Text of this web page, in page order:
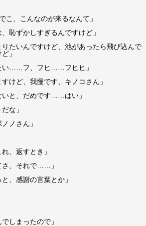
こ、こんなのが来るなんて」
恥ずかしすぎるんですけど」
たいんですけど、池があったら飛び込んで
」
い……フ、フヒ……フヒヒ」
けど、我慢です、キノコさん」
いと、だめです……はい」
な」
ノさん」
、返すとき」
さ、それで……」
、感謝の言葉とか」
しまったので」